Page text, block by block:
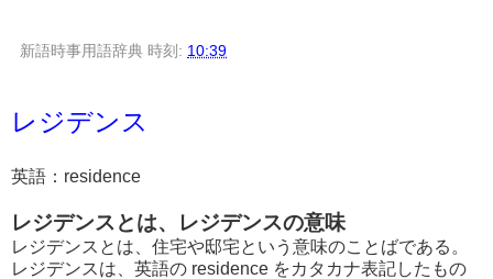
新語時事用語辞典 時刻: 10:39
レジデンス
英語：residence
レジデンスとは、レジデンスの意味
レジデンスとは、住宅や邸宅という意味のことばである。
レジデンスは、英語の residence をカタカナ表記したもの